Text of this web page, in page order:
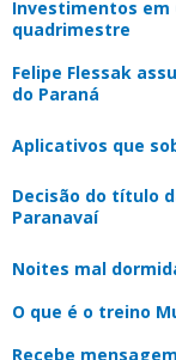
Investimentos em
quadrimestre
Felipe Flessak
do Paraná
Aplicativos que
Decisão do título
Paranavaí
Noites mal
O que é o treino
Recebe